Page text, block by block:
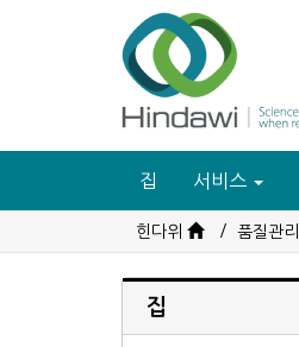
집 서비스
힌다위 품질관리
집